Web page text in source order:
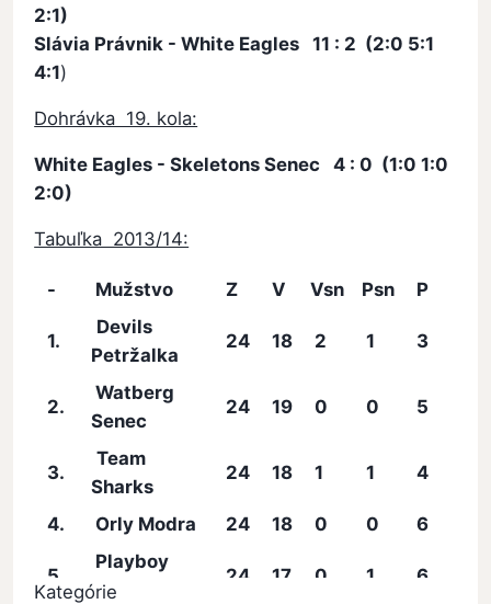
2:1)
Slávia Právnik - White Eagles 11 : 2 (2:0 5:1
4:1)
Dohrávka 19. kola:
White Eagles - Skeletons Senec 4 : 0 (1:0 1:0
2:0)
Tabuľka 2013/14:
- Mužstvo Z V Vsn Psn P
1.
Devils
Petržalka
24 18 2 1 3
2.
Watberg
Senec
24 19 0 0 5
3.
Team
Sharks
24 18 1 1 4
4. Orly Modra 24 18 0 0 6
5.
Playboy
Senec
24 17 0 1 6
Kategórie